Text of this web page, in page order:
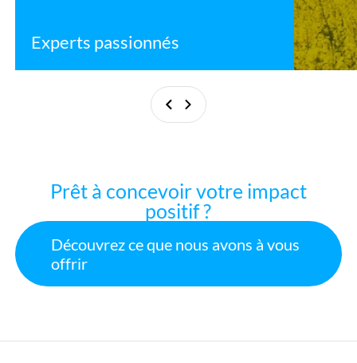
Experts passionnés
Précédant
Suivant
Prêt à concevoir votre impact
positif ?
Découvrez ce que nous avons à vous
offrir